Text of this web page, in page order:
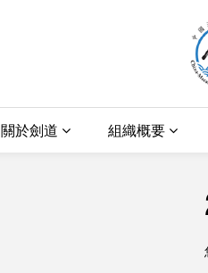
關於劍道 組織概要